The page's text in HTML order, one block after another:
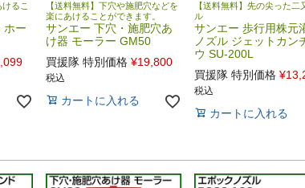
るこ
ホー
【送料無料】下穴や施肥穴などを
楽にあけることができます。
サンエー 下穴・施肥穴あ
け器 モーラー GM50
買援隊 特別価格 ¥19,800
税込
カートに入れる
【送料無料】先の尖った二
ル
サンエー 歩行用株元
ノズル ジェットカン
ウ SU-200L
買援隊 特別価格 ¥
税込
カートに入れる